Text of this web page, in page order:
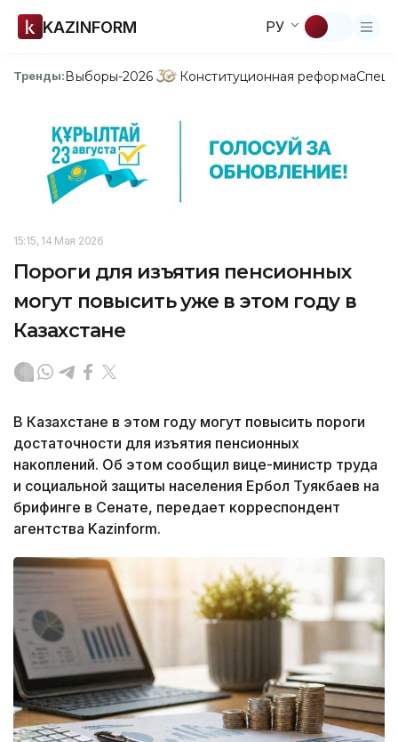
KAZINFORM РУ
Тренды:Выборы-2026 Конституционная реформа
15:15, 14 Мая 2026
Пороги для изъятия пенсионных
могут повысить уже в этом году в
Казахстане
В Казахстане в этом году могут повысить пороги
достаточности для изъятия пенсионных
накоплений. Об этом сообщил вице-министр труда
и социальной защиты населения Ербол Туякбаев на
брифинге в Сенате, передает корреспондент
агентства Kazinform.